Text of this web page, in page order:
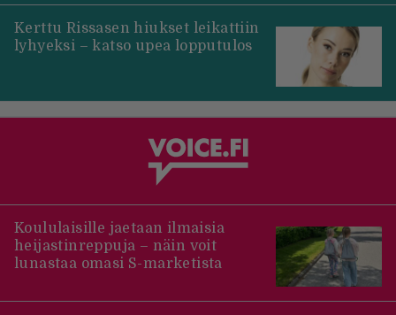
Kerttu Rissasen hiukset leikattiin
lyhyeksi – katso upea lopputulos
Koululaisille jaetaan ilmaisia
heijastinreppuja – näin voit
lunastaa omasi S-marketista